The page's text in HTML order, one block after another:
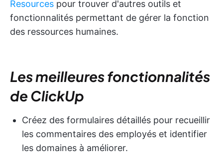
Resources pour trouver d'autres outils et
fonctionnalités permettant de gérer la fonction
des ressources humaines.
Les meilleures fonctionnalités
de ClickUp
Créez des formulaires détaillés pour recueillir
les commentaires des employés et identifier
les domaines à améliorer.